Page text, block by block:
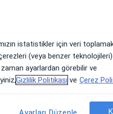
Yarın
9 Ağustos
Pzt,
10 Ağustos
Sal,
11
istatistikler için veri
(veya benzer
ayarlardan görebilir ve
Gizlilik Politikası ve Çerez